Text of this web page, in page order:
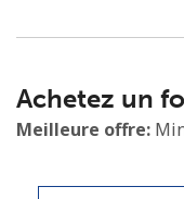
8 caractères
Une lettre
Achetez un
Meilleure offre: